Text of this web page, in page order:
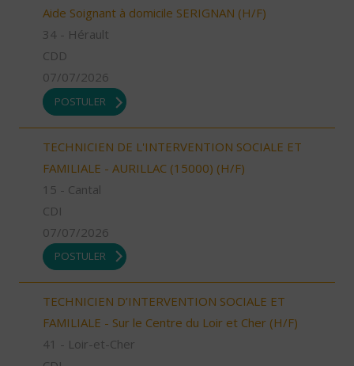
Aide Soignant à domicile SERIGNAN (H/F)
34 - Hérault
CDD
07/07/2026
POSTULER
TECHNICIEN DE L'INTERVENTION SOCIALE ET
FAMILIALE - AURILLAC (15000) (H/F)
15 - Cantal
CDI
07/07/2026
POSTULER
TECHNICIEN D’INTERVENTION SOCIALE ET
FAMILIALE - Sur le Centre du Loir et Cher (H/F)
41 - Loir-et-Cher